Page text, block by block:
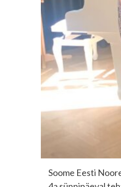
Soome Eesti